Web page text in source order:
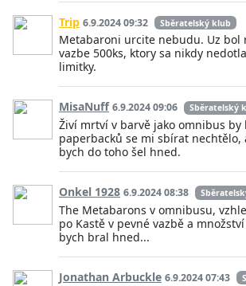
Trip 6.9.2024 09:32 Sběratelský klub
Metabaroni urcite nebudu. Uz bol
vazbe 500ks, ktory sa nikdy
limitky.
MisaNuff 6.9.2024 09:06 Sběratelský
Živí mrtví v barvě jako omnibus by
paperbacků se mi sbírat nechtělo,
bych do toho šel hned.
Onkel 1928 6.9.2024 08:38
The Metabarons v omnibusu,
po Kastě v pevné vazbě a
bych bral hned...
Jonathan Arbuckle 6.9.2024 07:43